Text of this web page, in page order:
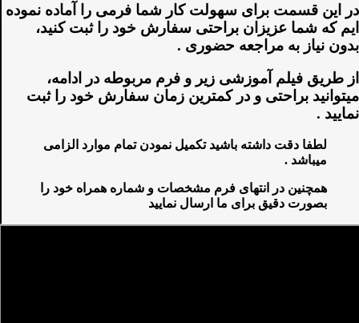
در این قسمت برای سهولت کار شما فرمی را آماده نموده
ایم که شما عزیزان براحتی سفارش خود را ثبت کنید،
بدون نیاز به مراجعه حضوری .
از طریق فیلم آموزشی زیر و فرم مربوطه در ادامه،
میتوانید براحتی و در کمترین زمان سفارش خود را ثبت
نمایید .
لطفا دقت داشته باشید تکمیل نمودن تمام موارد الزامی
میباشد .
همچنین در انتهای فرم مشخصات و شماره همراه خود را
بصورت دقیق برای ما ارسال نمایید